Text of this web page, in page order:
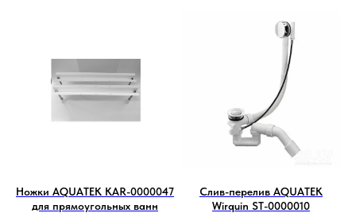
Ножки AQUATEK KAR-0000047
для прямоугольных ванн
Слив-перелив AQUATEK
Wirquin ST-0000010